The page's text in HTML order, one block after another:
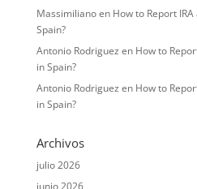
Massimilianoen How to Report
Spain?
Antonio Rodriguez en How to
in Spain?
Antonio Rodriguez en How to
in Spain?
Archivos
julio 2026
junio 2026